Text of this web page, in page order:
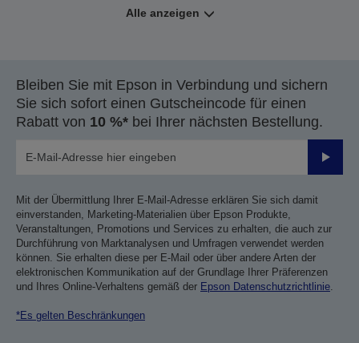
Alle anzeigen
Bleiben Sie mit Epson in Verbindung und sichern
Sie sich sofort einen Gutscheincode für einen
Rabatt von 10 %* bei Ihrer nächsten Bestellung.
Mit der Übermittlung Ihrer E-Mail-Adresse erklären Sie sich damit
einverstanden, Marketing-Materialien über Epson Produkte,
Veranstaltungen, Promotions und Services zu erhalten, die auch zur
Durchführung von Marktanalysen und Umfragen verwendet werden
können. Sie erhalten diese per E-Mail oder über andere Arten der
elektronischen Kommunikation auf der Grundlage Ihrer Präferenzen
und Ihres Online-Verhaltens gemäß der Epson Datenschutzrichtlinie
*Es gelten Beschränkungen